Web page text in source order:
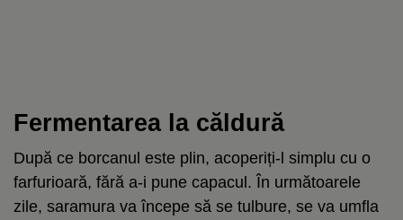
Fermentarea la căldură
După ce borcanul este plin, acoperiți-l simplu cu o
farfurioară, fără a-i pune capacul. În următoarele
zile, saramura va începe să se tulbure, se va umfla